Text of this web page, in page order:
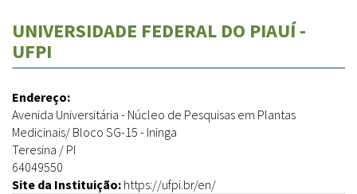
UNIVERSIDADE FEDERAL DO PIAUÍ -
UFPI
Endereço:
Avenida Universitária - Núcleo de Pesquisas em Plantas
Medicinais/ Bloco SG-15 - Ininga
Teresina / PI
64049550
Site da Instituição: https://ufpi.br/en/